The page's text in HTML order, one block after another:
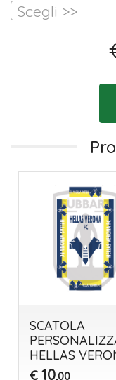
Scegli >>
SCATOLA
HELLAS
€ 10,00